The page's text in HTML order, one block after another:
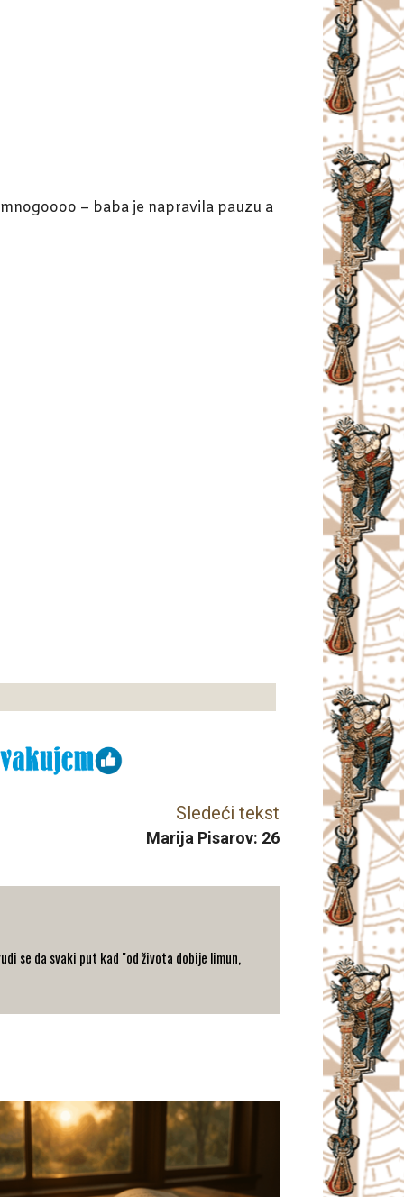
– baba je napravila pauzu a
Sledeći tekst
Marija Pisarov: 26
se da svaki put kad "od života dobije limun,